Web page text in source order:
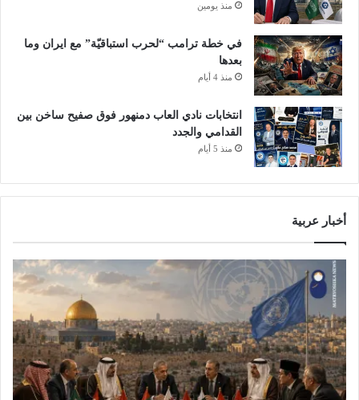
منذ يومين
في خطة ترامب “لحرب استباقيّة” مع ايران وما
بعدها
منذ 4 أيام
انتخابات نادي العاب دمنهور فوق صفيح ساخن بين
القدامي والجدد
منذ 5 أيام
أخبار عربية